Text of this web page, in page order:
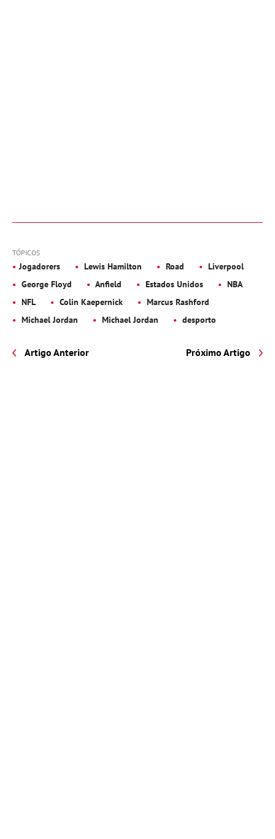
TÓPICOS
Jogadorers Lewis Hamilton Road
Liverpool
George Floyd
Anfield Estados Unidos
NBA
NFL
Colin Kaepernick
Marcus Rashford
Michael Jordan
Michael Jordan desporto
Artigo Anterior Próximo Artigo